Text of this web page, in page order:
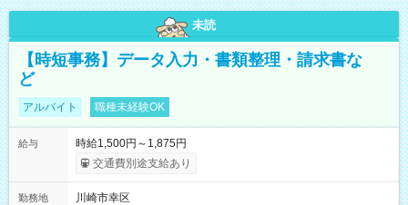
未読
【時短事務】データ入力・書類整理・請求書な
ど
アルバイト 職種未経験OK
給与
時給1,500円～1,875円
交通費別途支給あり
勤務地
川崎市幸区